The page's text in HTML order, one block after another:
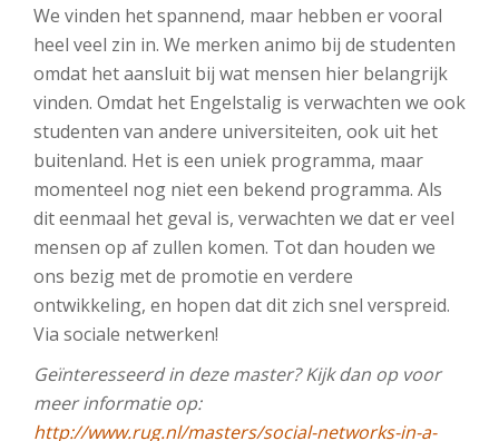
We vinden het spannend, maar hebben er vooral
heel veel zin in. We merken animo bij de studenten
omdat het aansluit bij wat mensen hier belangrijk
vinden. Omdat het Engelstalig is verwachten we ook
studenten van andere universiteiten, ook uit het
buitenland. Het is een uniek programma, maar
momenteel nog niet een bekend programma. Als
dit eenmaal het geval is, verwachten we dat er veel
mensen op af zullen komen. Tot dan houden we
ons bezig met de promotie en verdere
ontwikkeling, en hopen dat dit zich snel verspreid.
Via sociale netwerken!
Geïnteresseerd in deze master? Kijk dan op voor
meer informatie op:
http://www.rug.nl/masters/social-networks-in-a-